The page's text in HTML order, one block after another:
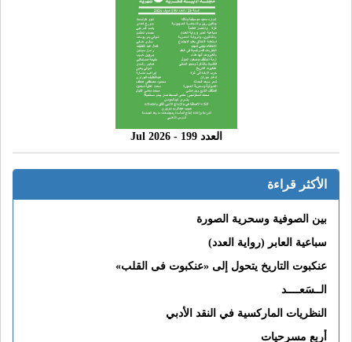
العدد 199 - 2026 Jul
الأكثر قراءة
بين الصوفية وسحرية الصورة
سباعية العابر (رواية العدد)
عنكبوت التاريخ يتحول إلى «عنكبوت فى القلب»
الــسَعــــد
النظريات الماركسية في النقد الأدبي
أربع مسرحيات